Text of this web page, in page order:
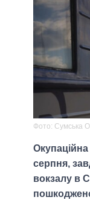
Фото: Сумська
серпня,
вокзалу в